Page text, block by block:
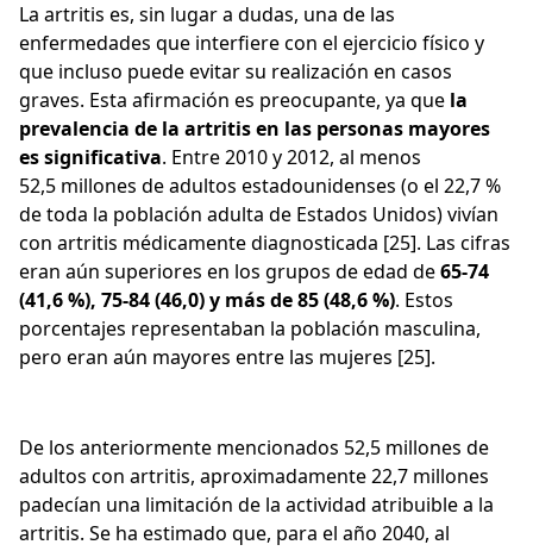
La artritis es, sin lugar a dudas, una de las
enfermedades que interfiere con el ejercicio físico y
que incluso puede evitar su realización en casos
graves. Esta afirmación es preocupante, ya que la
prevalencia de la artritis en las personas mayores
es significativa. Entre 2010 y 2012, al menos
52,5 millones de adultos estadounidenses (o el 22,7 %
de toda la población adulta de Estados Unidos) vivían
con artritis médicamente diagnosticada [25]. Las cifras
eran aún superiores en los grupos de edad de65-74
(41,6 %), 75-84 (46,0) y más de 85 (48,6 %). Estos
porcentajes representaban la población masculina,
pero eran aún mayores entre las mujeres [25].
De los anteriormente mencionados 52,5 millones de
adultos con artritis, aproximadamente 22,7 millones
padecían una limitación de la actividad atribuible a la
artritis. Se ha estimado que, para el año 2040, al